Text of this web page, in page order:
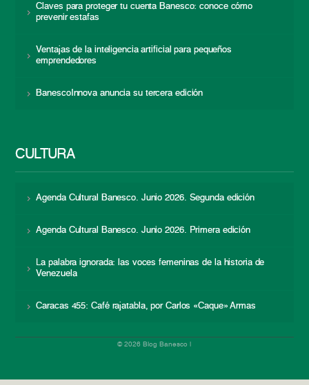
Claves para proteger tu cuenta Banesco: conoce cómo
prevenir estafas
Ventajas de la inteligencia artificial para pequeños
emprendedores
BanescoInnova anuncia su tercera edición
CULTURA
Agenda Cultural Banesco. Junio 2026. Segunda edición
Agenda Cultural Banesco. Junio 2026. Primera edición
La palabra ignorada: las voces femeninas de la historia de
Venezuela
Caracas 455: Café rajatabla, por Carlos «Caque» Armas
© 2026 Blog Banesco |